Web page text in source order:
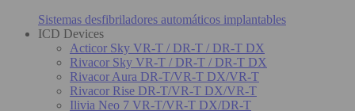
Sistemas desfibriladores automáticos implantables
ICD Devices
Acticor Sky VR-T / DR-T / DR-T DX
Rivacor Sky VR-T / DR-T / DR-T DX
Rivacor Aura DR-T/VR-T DX/VR-T
Rivacor Rise DR-T/VR-T DX/VR-T
Ilivia Neo 7 VR-T/VR-T DX/DR-T